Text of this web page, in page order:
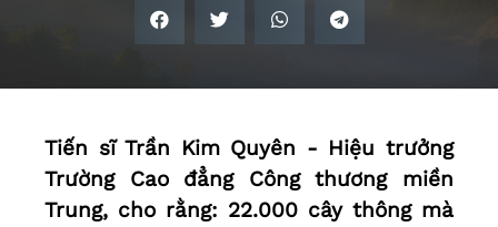
Tiến sĩ Trần Kim Quyên - Hiệu trưởng
Trường Cao đẳng Công thương miền
Trung, cho rằng: 22.000 cây thông mà